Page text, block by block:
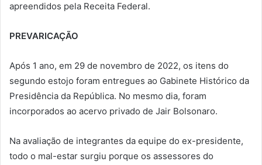
apreendidos pela Receita Federal.
PREVARICAÇÃO
Após 1 ano, em 29 de novembro de 2022, os itens do
segundo estojo foram entregues ao Gabinete Histórico da
Presidência da República. No mesmo dia, foram
incorporados ao acervo privado de Jair Bolsonaro.
Na avaliação de integrantes da equipe do ex-presidente,
todo o mal-estar surgiu porque os assessores do